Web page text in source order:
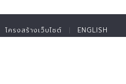
โครงสร้างเว็บไซต์ ENGLISH